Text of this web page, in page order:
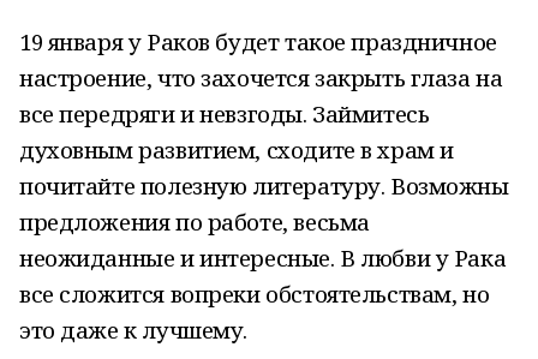
19 января у Раков будет такое праздничное
настроение, что захочется закрыть глаза на
все передряги и невзгоды. Займитесь
духовным развитием, сходите в храм и
почитайте полезную литературу. Возможны
предложения по работе, весьма
неожиданные и интересные. В любви у Рака
все сложится вопреки обстоятельствам, но
это даже к лучшему.